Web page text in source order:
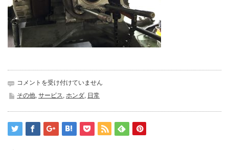
シ
リ
ダ
ー
ヘ
コメントを受け付けていません
その他 サービス ホンダ 日常